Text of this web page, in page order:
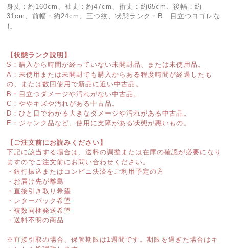
身丈：約160cm、袖丈：約47cm、裄丈：約65cm、後幅：約
31cm、前幅：約24cm、三つ紋、状態ランク：B 目立つヨゴレな
し
【状態ランク説明】
S：購入から時間が経っていない未開封品、または未使用品。
A：未使用または未開封でも購入からある程度時間が経過したも
の、または数回使用で新品に近い中古品。
B：目立つダメージや汚れがない中古品。
C：ややキズや汚れがある中古品。
D：ひと目でわかる大きなダメージや汚れがある中古品。
E：ジャンク品など、使用に支障がある状態が悪いもの。
【ご注文前にお読みください】
下記に該当する場合は、送料の調整または在庫の確認が必要になり
ますのでご注文前にお問い合わせください。
・銀行振込またはコンビニ決済をご利用予定の方
・お届け先が離島
・直接引き取り希望
・レターパック希望
・複数同梱発送希望
・送料不明の商品
※直接引取の場合、保管期限は1週間です。期限を過ぎた場合はキ